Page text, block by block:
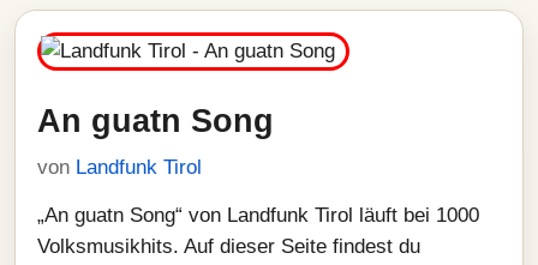
An guatn Song
von Landfunk Tirol
„An guatn Song“ von Landfunk Tirol läuft bei 1000
Volksmusikhits. Auf dieser Seite findest du